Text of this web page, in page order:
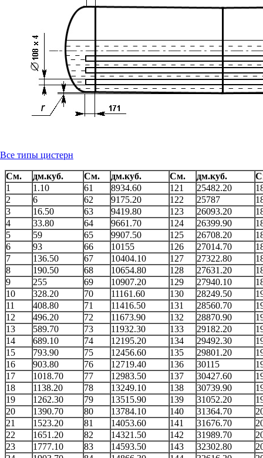
Все типы цистерн
См. дм.куб. См. дм.куб. См. дм.куб.
1
1.10 61 8934.60 121 25482.20
2
6 62 9175.20 122 25787
3
16.50 63 9419.80 123 26093.20
4
33.80 64 9661.70 124 26399.90
5
59 65 9907.50 125 26708.20
6
93 66 10155 126 27014.70
7
136.50 67 10404.10 127 27322.80
8
190.50 68 10654.80 128 27631.20
9
255 69 10907.20 129 27940.10
10
328.20 70 11161.60 130 28249.50
11
408.80 71 11416.50 131 28560.70
12
496.20 72 11673.90 132 28870.90
13
589.70 73 11932.30 133 29182.20
14
689.10 74 12195.20 134 29492.30
15
793.90 75 12456.60 135 29801.20
16
903.80 76 12719.40 136 30115
17
1018.70 77 12983.50 137 30427.60
18
1138.20 78 13249.10 138 30739.90
19
1262.30 79 13515.90 139 31052.20
20
1390.70 80 13784.10 140 31364.70
21
1523.20 81 14053.60 141 31676.70
22
1651.20 82 14321.50 142 31989.70
23
1777.10 83 14593.50 143 32302.80